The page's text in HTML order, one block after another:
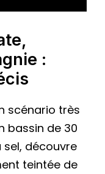
:
scénario très
bassin de 30
sel, découvre
teintée de